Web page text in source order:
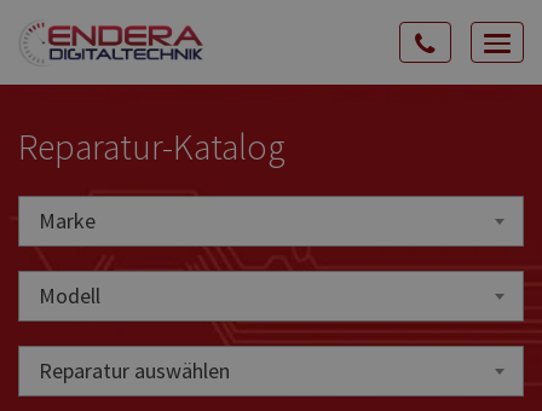
Reparatur-Katalog
MarkeMarke
Modell
Reparatur auswählen